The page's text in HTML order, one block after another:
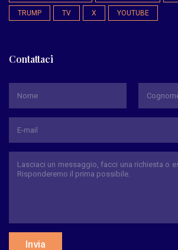
TRUMP TV X YOUTUBE
Contattaci
Invia